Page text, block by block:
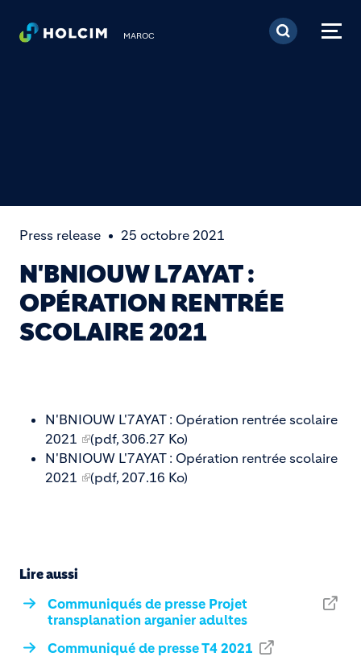
Aller au contenu
MAROC
Press release 25 octobre 2021
N'BNIOUW L7AYAT :
OPÉRATION RENTRÉE
SCOLAIRE 2021
N'BNIOUW L'7AYAT : Opération rentrée scolaire
2021
(pdf, 306.27 Ko)
N'BNIOUW L'7AYAT : Opération rentrée scolaire
2021
(pdf, 207.16 Ko)
Lire aussi
Communiqués de presse Projet
transplanation arganier adultes
Communiqué de presse T4 2021